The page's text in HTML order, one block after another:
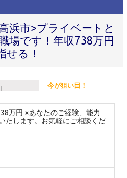
浜市>プライベートと
場です！年収738万円
せる！
今が狙い目！
万円 ※あなたのご経験、能力
たします。お気軽にご相談くだ